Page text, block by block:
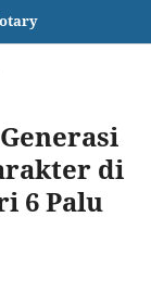
di
6 Palu